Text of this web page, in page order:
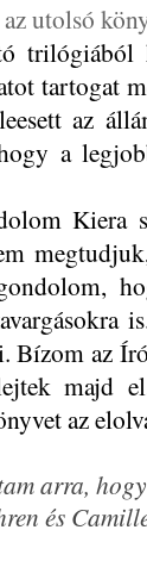
utolsó
tartogat
az
a
Kiera
Bízom az
majd
az
arra,
és